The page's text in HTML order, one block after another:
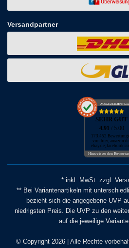
Versandpartner
AUSGEZEICHNET.org
SEHR GUT
4.91 / 5.00
173.452
von hier, amazon.de,
ebay.de,
Hinweis zu den
* inkl. MwSt. zzgl.
** Bei Variantenartikeln mit
bezieht sich die angegebene UVP
niedrigsten Preis. Die UVP zu den
auf die jeweilige
© Copyright 2026 | Alle Rechte